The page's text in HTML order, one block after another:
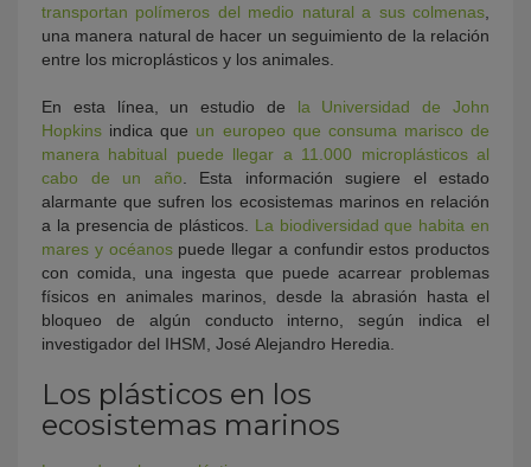
transportan polímeros del medio natural a sus colmenas
una manera natural de hacer un seguimiento de la relación
entre los microplásticos y los animales.
En esta línea, un estudio de la Universidad de John
Hopkins indica que un europeo que consuma marisco de
manera habitual puede llegar a 11.000 microplásticos al
cabo de un año . Esta información sugiere el estado
alarmante que sufren los ecosistemas marinos en relación
a la presencia de plásticos. La biodiversidad que habita en
mares y océanospuede llegar a confundir estos productos
con comida, una ingesta que puede acarrear problemas
físicos en animales marinos, desde la abrasión hasta el
bloqueo de algún conducto interno, según indica el
investigador del IHSM, José Alejandro Heredia.
Los plásticos en los
ecosistemas marinos